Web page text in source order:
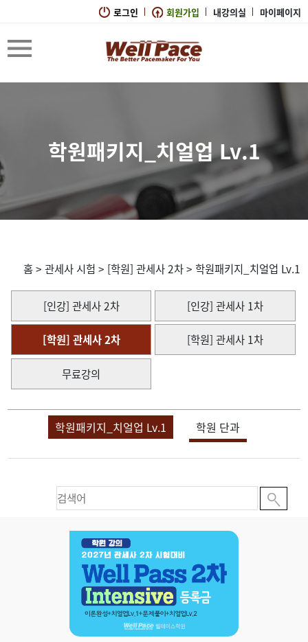
로그인 회원가입 내강의실 마이페이지
학원패키지_치얼업 Lv.1
홈> 관세사 시험 > [학원] 관세사 2차> 학원패키지_치얼업 Lv.1
[인강] 관세사 2차 [인강] 관세사 1차
[학원] 관세사 2차 [학원] 관세사 1차
무료강의
학원패키지_치얼업 Lv.1 학원 단과